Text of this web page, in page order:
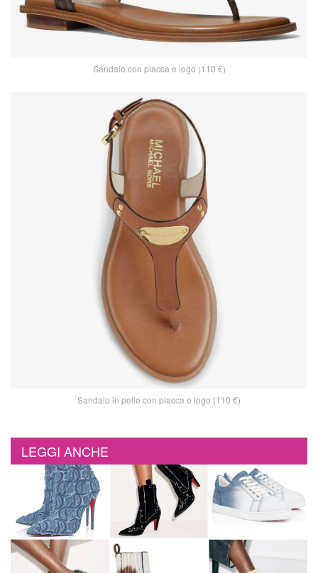
Sandalo con placca e logo (110 €)
Sandalo in pelle con placca e logo (110 €)
LEGGI ANCHE